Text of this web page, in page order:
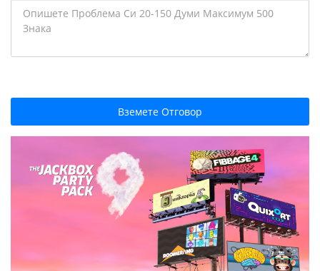
Вземете Отговор